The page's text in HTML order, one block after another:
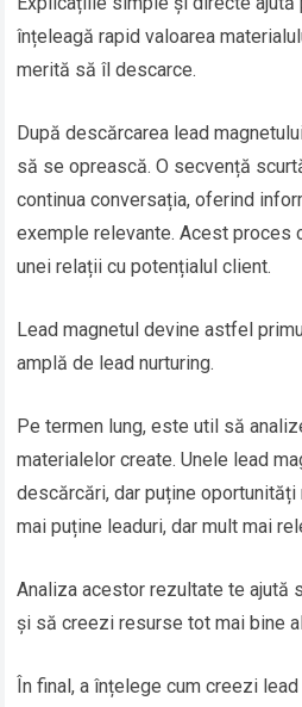
înțeleagă rapid valoarea
merită să îl descarce.
După descărcarea lead
să se oprească. O secvență
continua conversația, oferind
exemple relevante. Acest proces
unei relații cu potențialul client.
Lead magnetul devine astfel
amplă de lead nurturing.
Pe termen lung, este util să
materialelor create. Unele lead
descărcări, dar puține
mai puține leaduri, dar mult mai
Analiza acestor rezultate te ajută
și să creezi resurse tot mai bine
În final, a înțelege cum creezi